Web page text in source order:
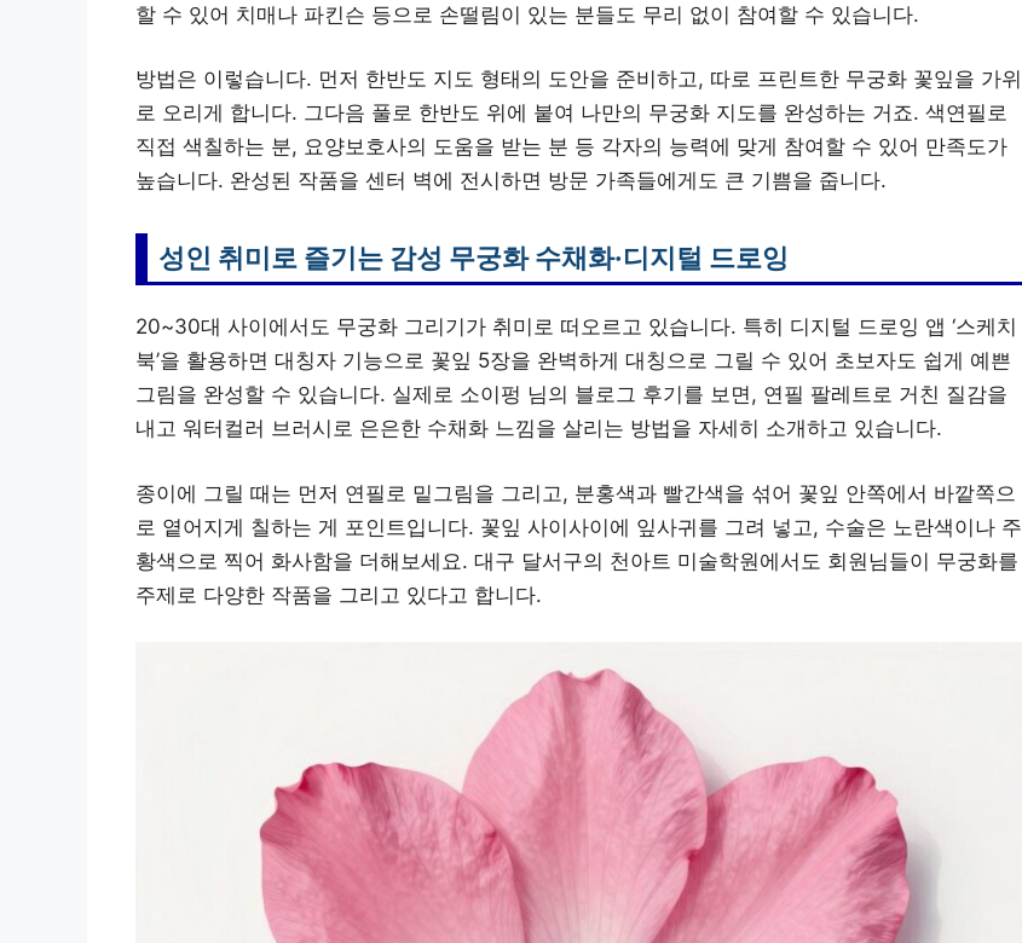
할 수 있어 치매나 파킨슨 등으로 손떨림이 있는 분들도 무리 없이 참여할 수 있습니다.
방법은 이렇습니다. 먼저 한반도 지도 형태의 도안을 준비하고, 따로 프린트한 무궁화 꽃잎을 가위
로 오리게 합니다. 그다음 풀로 한반도 위에 붙여 나만의 무궁화 지도를 완성하는 거죠. 색연필로
직접 색칠하는 분, 요양보호사의 도움을 받는 분 등 각자의 능력에 맞게 참여할 수 있어 만족도가
높습니다. 완성된 작품을 센터 벽에 전시하면 방문 가족들에게도 큰 기쁨을 줍니다.
성인 취미로 즐기는 감성 무궁화 수채화·디지털 드로잉
20~30대 사이에서도 무궁화 그리기가 취미로 떠오르고 있습니다. 특히 디지털 드로잉 앱 ‘스케치
북’을 활용하면 대칭자 기능으로 꽃잎 5장을 완벽하게 대칭으로 그릴 수 있어 초보자도 쉽게 예쁜
그림을 완성할 수 있습니다. 실제로 소이펑 님의 블로그 후기를 보면, 연필 팔레트로 거친 질감을
내고 워터컬러 브러시로 은은한 수채화 느낌을 살리는 방법을 자세히 소개하고 있습니다.
종이에 그릴 때는 먼저 연필로 밑그림을 그리고, 분홍색과 빨간색을 섞어 꽃잎 안쪽에서 바깥쪽으
로 옅어지게 칠하는 게 포인트입니다. 꽃잎 사이사이에 잎사귀를 그려 넣고, 수술은 노란색이나 주
황색으로 찍어 화사함을 더해보세요. 대구 달서구의 천아트 미술학원에서도 회원님들이 무궁화를
주제로 다양한 작품을 그리고 있다고 합니다.